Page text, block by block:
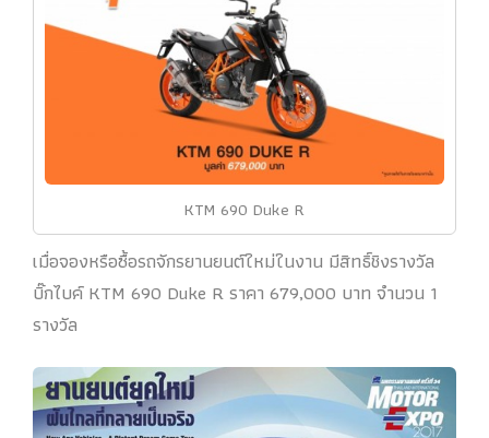
KTM 690 Duke R
เมื่อจองหรือซื้อรถจักรยานยนต์ใหม่ในงาน มีสิทธิ์ชิงรางวัล
บิ๊กไบค์ KTM 690 Duke R ราคา 679,000 บาท จำนวน 1
รางวัล